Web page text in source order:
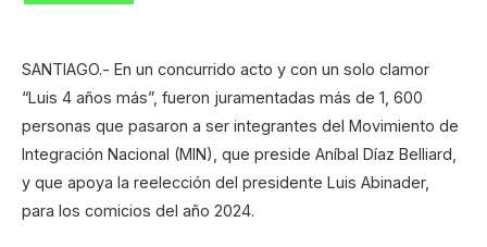
SANTIAGO.- En un concurrido acto y con un solo clamor
“Luis 4 años más”, fueron juramentadas más de 1, 600
personas que pasaron a ser integrantes del Movimiento de
Integración Nacional (MIN), que preside Aníbal Díaz Belliard,
y que apoya la reelección del presidente Luis Abinader,
para los comicios del año 2024.